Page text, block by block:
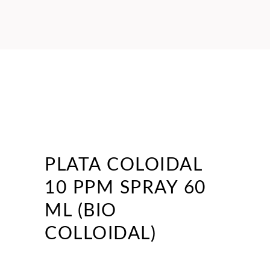
PLATA COLOIDAL
10 PPM SPRAY 60
ML (BIO
COLLOIDAL)